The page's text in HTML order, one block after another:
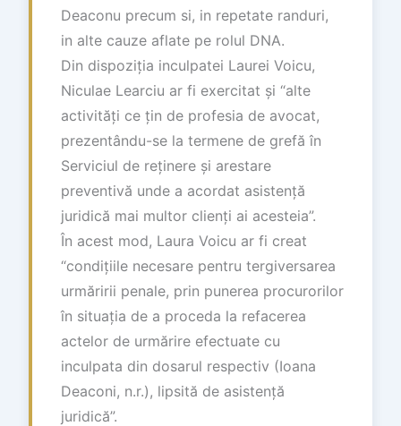
Deaconu precum si, in repetate randuri,
in alte cauze aflate pe rolul DNA.
Din dispoziția inculpatei Laurei Voicu,
Niculae Learciu ar fi exercitat și “alte
activități ce țin de profesia de avocat,
prezentându-se la termene de grefă în
Serviciul de reținere și arestare
preventivă unde a acordat asistență
juridică mai multor clienți ai acesteia”.
În acest mod, Laura Voicu ar fi creat
“condițiile necesare pentru tergiversarea
urmăririi penale, prin punerea procurorilor
în situația de a proceda la refacerea
actelor de urmărire efectuate cu
inculpata din dosarul respectiv (Ioana
Deaconi, n.r.), lipsită de asistență
juridică”.